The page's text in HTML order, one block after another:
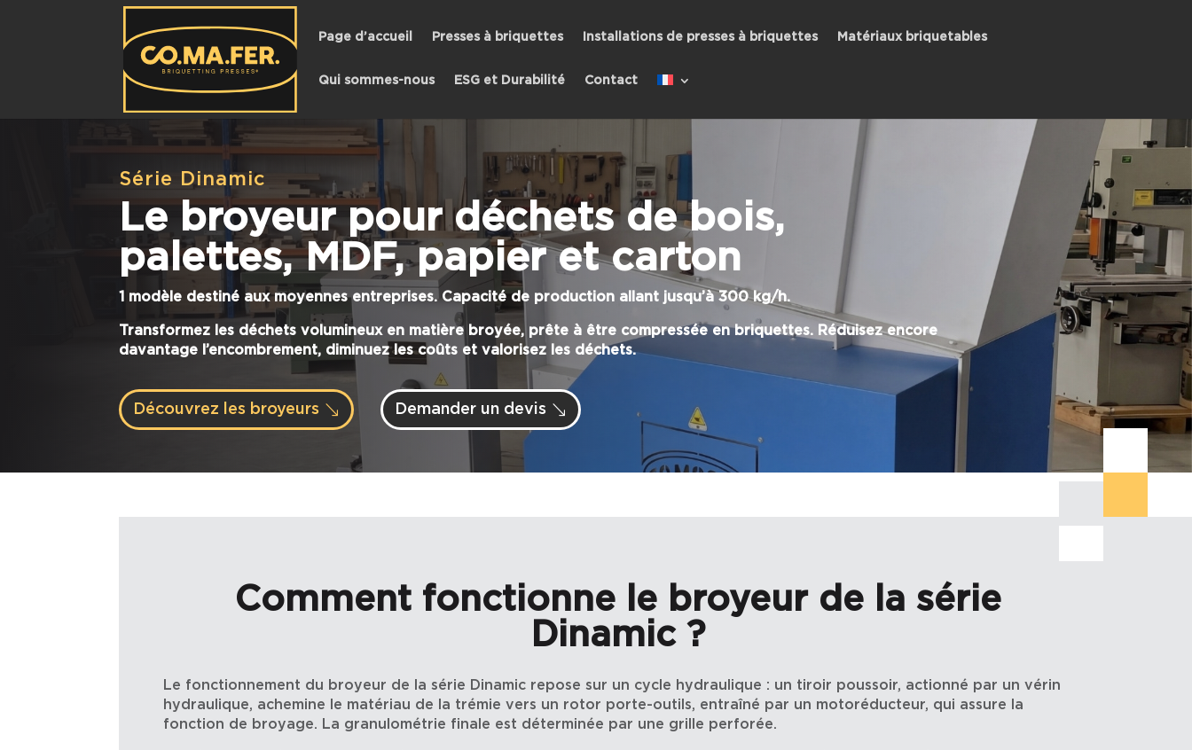
Page d’accueil Presses à briquettes Installations de presses à briquettes Matériaux briquetables
Qui sommes-nous ESG et Durabilité Contact
Série Dinamic
Le broyeur pour déchets de bois,
palettes, MDF, papier et carton
1 modèle destiné aux moyennes entreprises. Capacité de production allant jusqu’à 300 kg/h.
Transformez les déchets volumineux en matière broyée, prête à être compressée en briquettes. Réduisez encore
davantage l’encombrement, diminuez les coûts et valorisez les déchets.
Découvrez les broyeurs Demander un devis
Comment fonctionne le broyeur de la série
Dinamic ?
Le fonctionnement du broyeur de la série Dinamic repose sur un cycle hydraulique : un tiroir poussoir, actionné par un vérin
hydraulique, achemine le matériau de la trémie vers un rotor porte-outils, entraîné par un motoréducteur, qui assure la
fonction de broyage. La granulométrie finale est déterminée par une grille perforée.